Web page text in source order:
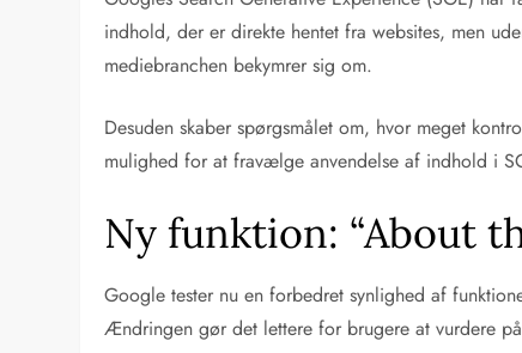
indhold, der er direkte hentet fra websites, men
mediebranchen bekymrer sig om.
Desuden skaber spørgsmålet om, hvor meget
mulighed for at fravælge anvendelse af indhold i
Ny funktion: “About
Google tester nu en forbedret synlighed af
Ændringen gør det lettere for brugere at vurdere